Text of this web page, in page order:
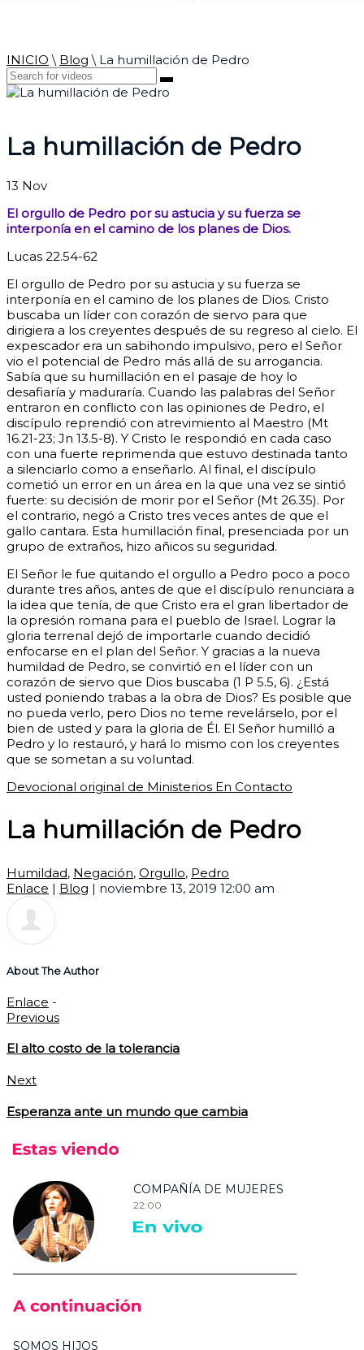
INICIO \ Blog \ La humillación de Pedro
La humillación de Pedro
13 Nov
El orgullo de Pedro por su astucia y su fuerza se
interponía en el camino de los planes de Dios.
Lucas 22.54-62
El orgullo de Pedro por su astucia y su fuerza se
interponía en el camino de los planes de Dios. Cristo
buscaba un líder con corazón de siervo para que
dirigiera a los creyentes después de su regreso al cielo. El
expescador era un sabihondo impulsivo, pero el Señor
vio el potencial de Pedro más allá de su arrogancia.
Sabía que su humillación en el pasaje de hoy lo
desafiaría y maduraría. Cuando las palabras del Señor
entraron en conflicto con las opiniones de Pedro, el
discípulo reprendió con atrevimiento al Maestro (Mt
16.21-23; Jn 13.5-8). Y Cristo le respondió en cada caso
con una fuerte reprimenda que estuvo destinada tanto
a silenciarlo como a enseñarlo. Al final, el discípulo
cometió un error en un área en la que una vez se sintió
fuerte: su decisión de morir por el Señor (Mt 26.35). Por
el contrario, negó a Cristo tres veces antes de que el
gallo cantara. Esta humillación final, presenciada por un
grupo de extraños, hizo añicos su seguridad.
El Señor le fue quitando el orgullo a Pedro poco a poco
durante tres años, antes de que el discípulo renunciara a
la idea que tenía, de que Cristo era el gran libertador de
la opresión romana para el pueblo de Israel. Lograr la
gloria terrenal dejó de importarle cuando decidió
enfocarse en el plan del Señor. Y gracias a la nueva
humildad de Pedro, se convirtió en el líder con un
corazón de siervo que Dios buscaba (1 P 5.5, 6). ¿Está
usted poniendo trabas a la obra de Dios? Es posible que
no pueda verlo, pero Dios no teme revelárselo, por el
bien de usted y para la gloria de Él. El Señor humilló a
Pedro y lo restauró, y hará lo mismo con los creyentes
que se sometan a su voluntad.
Devocional original de Ministerios En Contacto
La humillación de Pedro
Humildad, Negación, Orgullo, Pedro
Enlace | Blog | noviembre 13, 2019 12:00 am
About The Author
Enlace -
Previous
El alto costo de la tolerancia
Next
Esperanza ante un mundo que cambia